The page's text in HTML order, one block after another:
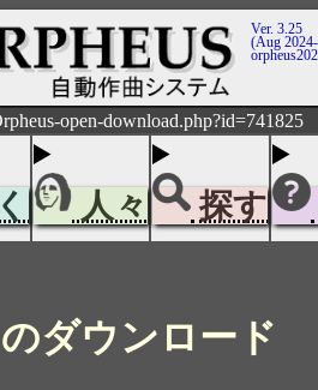
Ver. 3.25
(Aug
open-download.php?id=741825
人々 探す
のダウンロード